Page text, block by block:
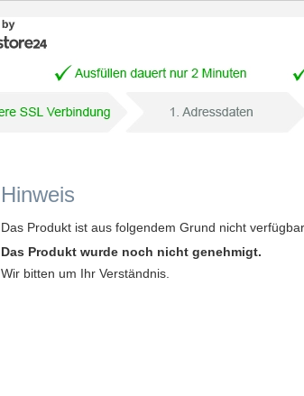
Hinweis
Das Produkt ist aus folgendem Grund nicht
Das Produkt wurde noch nicht genehmigt.
Wir bitten um Ihr Verständnis.